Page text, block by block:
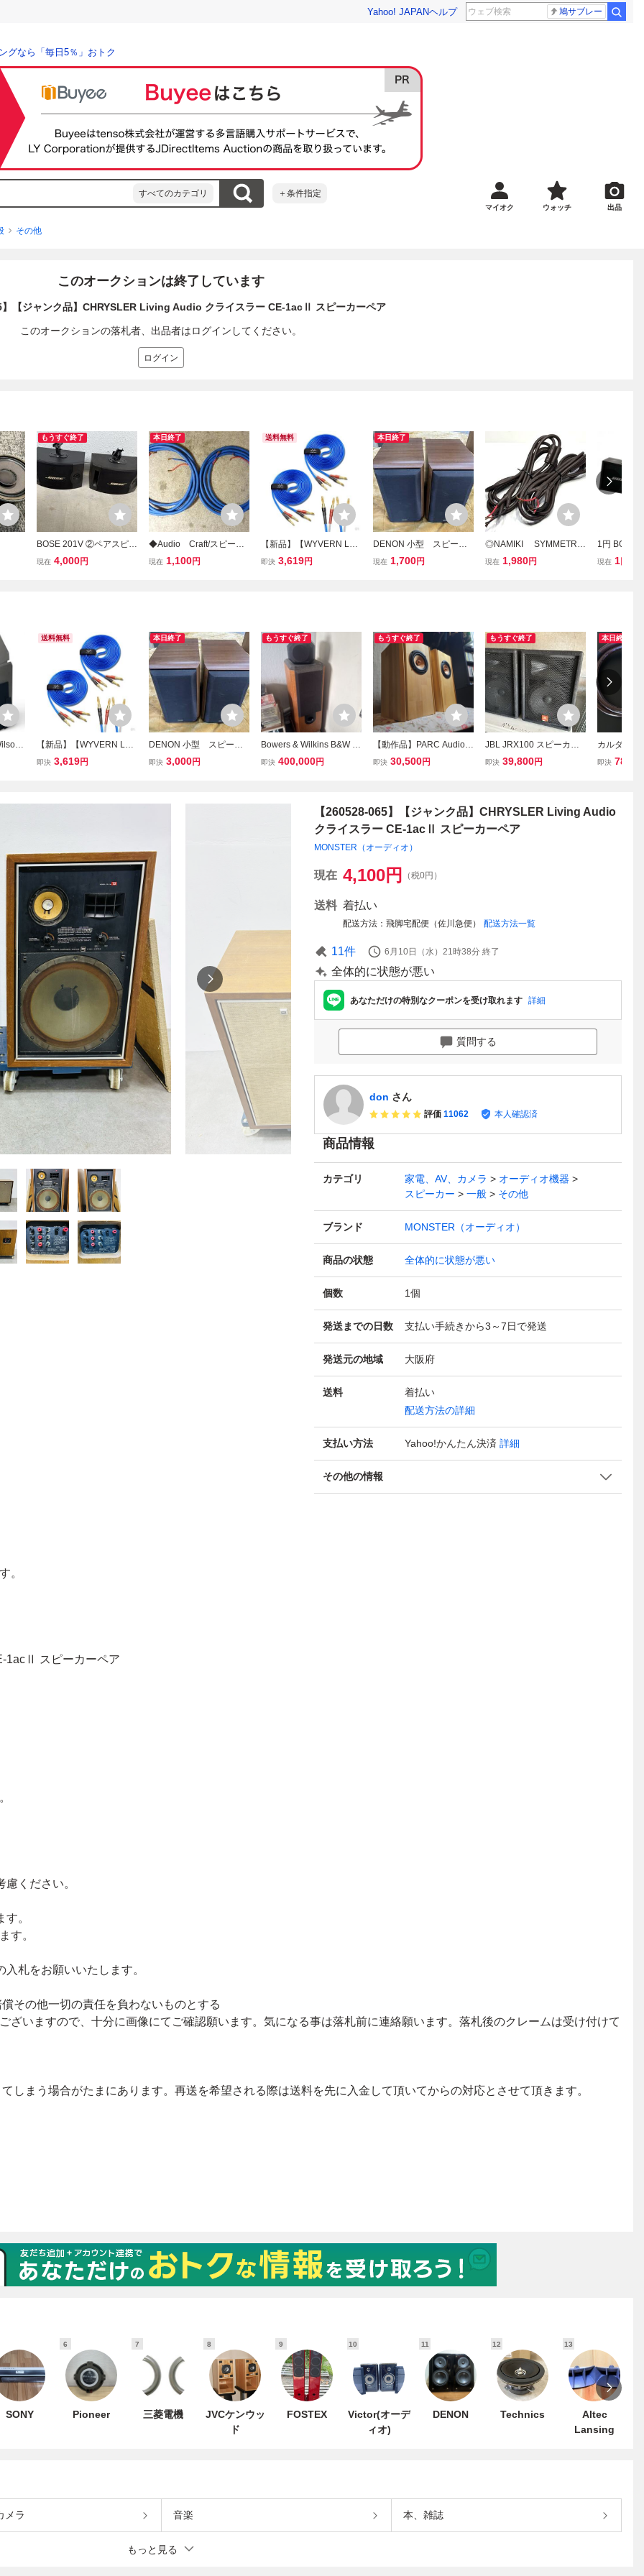
Yahoo! JAPANヘルプ 鳩サブレー
グなら「毎日5％」おトク
すべてのカテゴリ ＋条件指定
マイオク ウォッチ 出品
その他
このオークションは終了しています
【ジャンク品】CHRYSLER Living Audio クライスラー CE-1acⅡ スピーカーペア
このオークションの落札者、出品者はログインしてください。
ログイン
もうすぐ終了
BOSE 201V ②ペアスピー
カー ジャンク
現在 4,000円
本日終了
◆Audio Craft/スピーカ
ーケーブル SLX 2.6m ペ
現在 1,100円
送料無料
【新品】【WYVERN LR
セット【バナナプラグ加
即決 3,619円
本日終了
DENON 小型 スピーカ
ー ペア USC-M7
現在 1,700円
◎NAMIKI SYMMETRY
RESPONSE AUDIO COR
現在 1,980円
1円 BOSE
ピーカー
現在 1
送料無料
【新品】【WYVERN LR
セット【バナナプラグ加
即決 3,619円
本日終了
DENON 小型 スピーカ
ー ペア USC-M7
即決 3,000円
もうすぐ終了
Bowers & Wilkins B&W M
ATRIX 802 Series 3 スピ
即決 400,000円
もうすぐ終了
【動作品】PARC Audio D
CU-F121W搭載 自作マル
ンジ
即決 30,500円
もうすぐ終了
JBL JRX100 スピーカー
ペア
即決 39,800円
本日終了
カルダス
ーカーケー
即決
【260528-065】【ジャンク品】CHRYSLER Living Audio
クライスラー CE-1acⅡ スピーカーペア
MONSTER（オーディオ）
現在 4,100円 （税0円）
送料 着払い
配送方法 飛脚宅配便（佐川急便） 配送方法一覧
11件 6月10日（水）21時38分 終了
全体的に状態が悪い
あなただけの特別なクーポンを受け取れます 詳細
質問する
don さん
評価 11062 本人確認済
商品情報
カテゴリ 家電、AV、カメラ
オーディオ機器
スピーカー
一般 その他
ブランド MONSTER（オーディオ）
商品の状態 全体的に状態が悪い
個数 1個
発送までの日数 支払い手続きから3～7日で発送
発送元の地域 大阪府
送料
着払い
配送方法の詳細
支払い方法 Yahoo!かんたん決済 詳細
その他の情報
SONY
6
Pioneer
7
三菱電機
8
JVCケンウッ
ド
9
FOSTEX
10
Victor(オーデ
ィオ)
11
DENON
12
Technics
13
Altec
Lansing
メラ 音楽 本、雑誌
もっと見る